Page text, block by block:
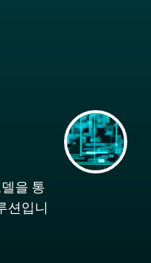
을 통
션입니